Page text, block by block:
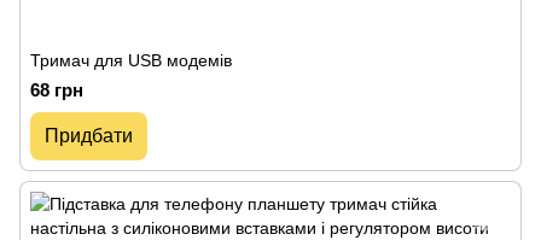
Тримач для USB модемів
68 грн
Придбати